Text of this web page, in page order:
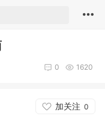
1620
0
加关注 0